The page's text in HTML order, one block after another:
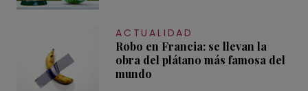
ACTUALIDAD
Robo en Francia: se llevan la
obra del plátano más famosa del
mundo